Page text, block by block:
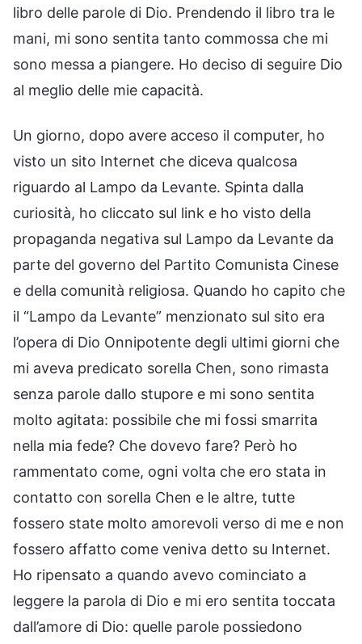
libro delle parole di Dio. Prendendo il libro tra le
mani, mi sono sentita tanto commossa che mi
sono messa a piangere. Ho deciso di seguire Dio
al meglio delle mie capacità.
Un giorno, dopo avere acceso il computer, ho
visto un sito Internet che diceva qualcosa
riguardo al Lampo da Levante. Spinta dalla
curiosità, ho cliccato sul link e ho visto della
propaganda negativa sul Lampo da Levante da
parte del governo del Partito Comunista Cinese
e della comunità religiosa. Quando ho capito che
il “Lampo da Levante” menzionato sul sito era
l’opera di Dio Onnipotente degli ultimi giorni che
mi aveva predicato sorella Chen, sono rimasta
senza parole dallo stupore e mi sono sentita
molto agitata: possibile che mi fossi smarrita
nella mia fede? Che dovevo fare? Però ho
rammentato come, ogni volta che ero stata in
contatto con sorella Chen e le altre, tutte
fossero state molto amorevoli verso di me e non
fossero affatto come veniva detto su Internet.
Ho ripensato a quando avevo cominciato a
leggere la parola di Dio e mi ero sentita toccata
dall’amore di Dio: quelle parole possiedono